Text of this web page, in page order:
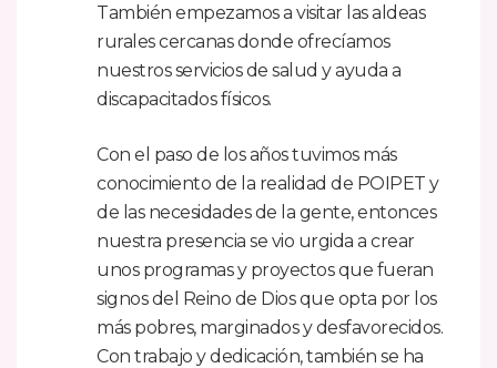
También empezamos a visitar las aldeas
rurales cercanas donde ofrecíamos
nuestros servicios de salud y ayuda a
discapacitados físicos.
Con el paso de los años tuvimos más
conocimiento de la realidad de POIPET y
de las necesidades de la gente, entonces
nuestra presencia se vio urgida a crear
unos programas y proyectos que fueran
signos del Reino de Dios que opta por los
más pobres, marginados y desfavorecidos.
Con trabajo y dedicación, también se ha